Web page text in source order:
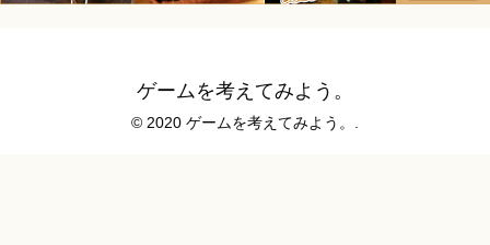
ゲームを考えてみよう。
© 2020 ゲームを考えてみよう。.